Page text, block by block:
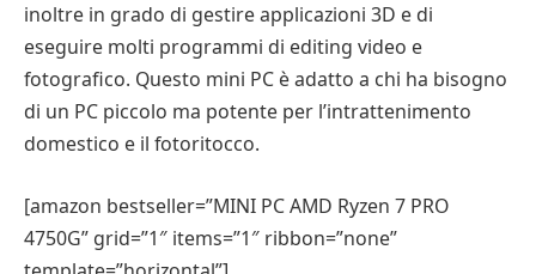
inoltre in grado di gestire applicazioni 3D e di
eseguire molti programmi di editing video e
fotografico. Questo mini PC è adatto a chi ha bisogno
di un PC piccolo ma potente per l’intrattenimento
domestico e il fotoritocco.
[amazon bestseller=”MINI PC AMD Ryzen 7 PRO
4750G” grid=”1″ items=”1″ ribbon=”none”